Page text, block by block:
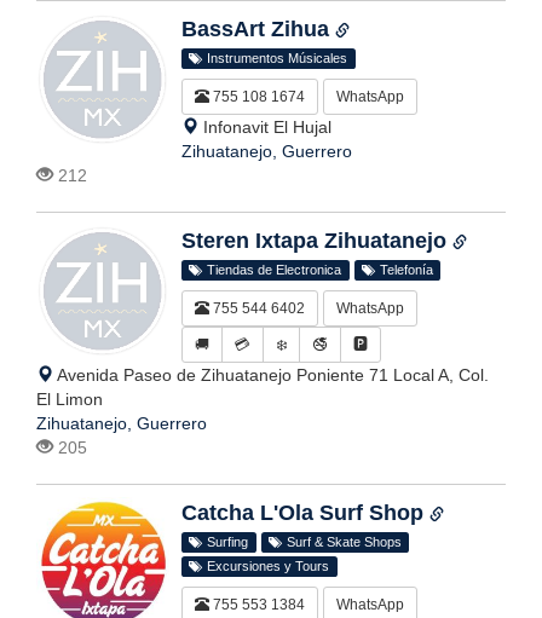
BassArt Zihua
Instrumentos Músicales
755 108 1674 WhatsApp
Infonavit El Hujal
Zihuatanejo, Guerrero
212
Steren Ixtapa Zihuatanejo
Tiendas de Electronica Telefonía
755 544 6402 WhatsApp
🚚 💳 ❄️ 🚭 🅿️
Avenida Paseo de Zihuatanejo Poniente 71 Local A, Col.
El Limon
Zihuatanejo, Guerrero
205
Catcha L'Ola Surf Shop
Surfing
Surf & Skate Shops
Excursiones y Tours
755 553 1384 WhatsApp